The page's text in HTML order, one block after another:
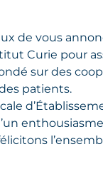
de vous
Curie pour
sur des
patients.